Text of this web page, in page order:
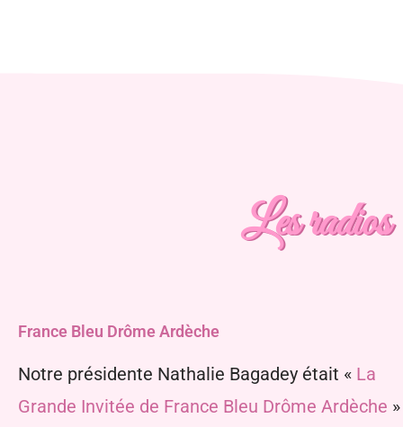
Les radios
France Bleu Drôme Ardèche
Notre présidente Nathalie Bagadey était « La
Grande Invitée de France Bleu Drôme Ardèche »